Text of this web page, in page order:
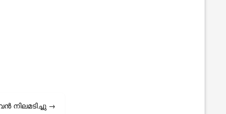
നിലമടിച്ചു →